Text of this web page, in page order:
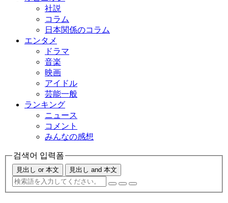
社説
コラム
日本関係のコラム
エンタメ
ドラマ
音楽
映画
アイドル
芸能一般
ランキング
ニュース
コメント
みんなの感想
검색어 입력폼
見出し or 本文 見出し and 本文